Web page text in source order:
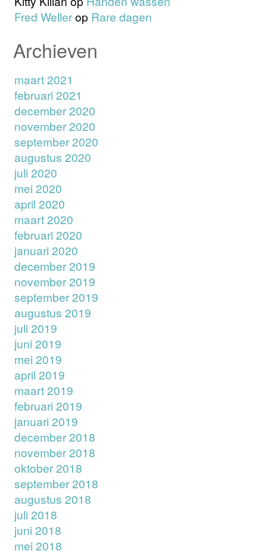
Fred Wellerop Rare dagen
Archieven
maart 2021
februari 2021
december 2020
november 2020
september 2020
augustus 2020
juli 2020
mei 2020
april 2020
maart 2020
februari 2020
januari 2020
december 2019
november 2019
september 2019
augustus 2019
juli 2019
juni 2019
mei 2019
april 2019
maart 2019
februari 2019
januari 2019
december 2018
november 2018
oktober 2018
september 2018
augustus 2018
juli 2018
juni 2018
mei 2018